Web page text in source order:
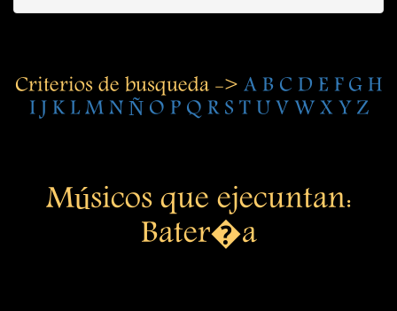
Criterios de busqueda -> A B C D E F G H
I J K L M N Ñ O P Q R S T U V W X Y Z
Músicos que ejecuntan:
Bater�a